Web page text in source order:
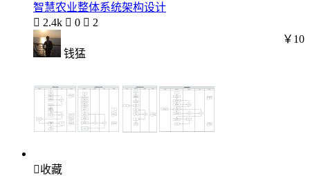
智慧农业整体系统架构设计
 2.4k  0  2
钱猛
￥10
收藏